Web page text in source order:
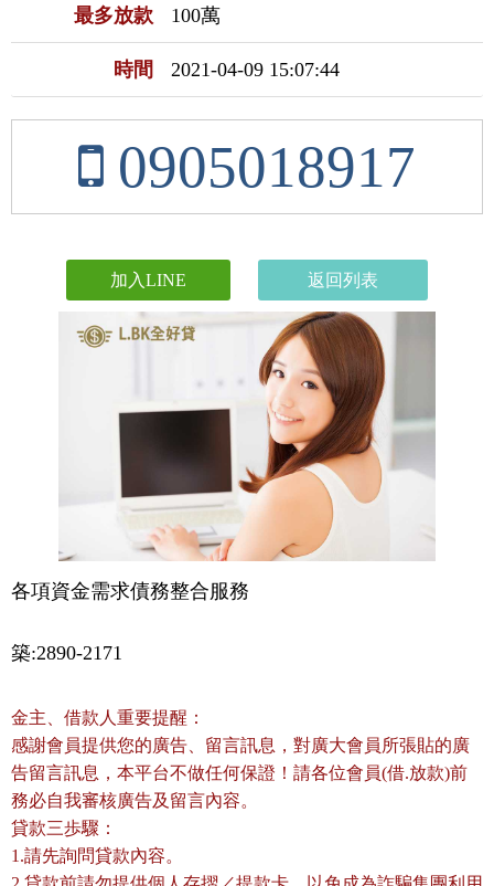
最多放款 100萬
時間 2021-04-09 15:07:44
0905018917
加入LINE 返回列表
各項資金需求債務整合服務
築:2890-2171
金主、借款人重要提醒：
感謝會員提供您的廣告、留言訊息，對廣大會員所張貼的廣
告留言訊息，本平台不做任何保證！請各位會員(借.放款)前
務必自我審核廣告及留言內容。
貸款三歩驟：
1.請先詢問貸款內容。